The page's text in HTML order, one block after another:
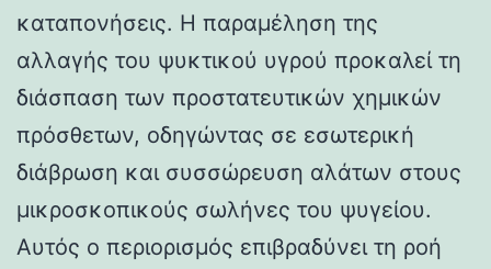
καταπονήσεις. Η παραμέληση της
αλλαγής του ψυκτικού υγρού προκαλεί τη
διάσπαση των προστατευτικών χημικών
πρόσθετων, οδηγώντας σε εσωτερική
διάβρωση και συσσώρευση αλάτων στους
μικροσκοπικούς σωλήνες του ψυγείου.
Αυτός ο περιορισμός επιβραδύνει τη ροή